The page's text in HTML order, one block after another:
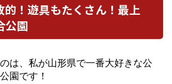
的！遊具もたくさん！最上
公園
は、私が山形県で一番大好きな公
園です！